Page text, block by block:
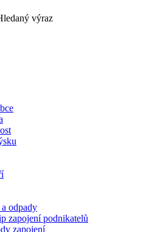
výraz
odpady
zapojení podnikatelů
zapojení